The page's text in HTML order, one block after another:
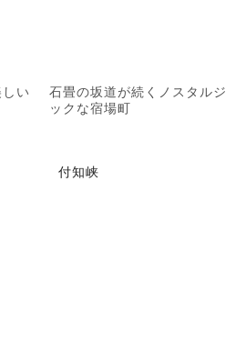
い
石畳の坂道が続くノスタルジ
ックな宿場町
付知峡